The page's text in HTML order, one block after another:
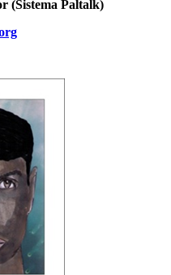
(Sistema Paltalk)